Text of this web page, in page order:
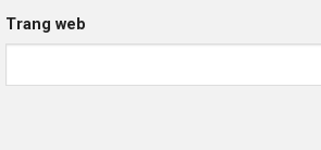
Trang web